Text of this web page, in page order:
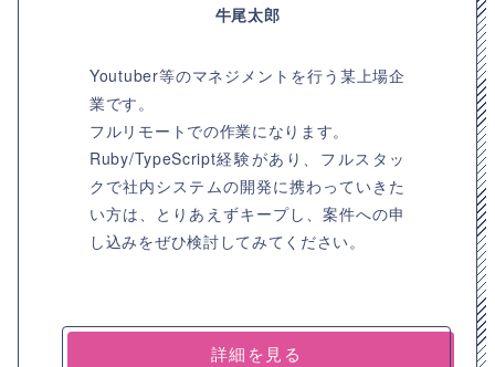
牛尾太郎
Youtuber等のマネジメントを行う某上場企
業です。
フルリモートでの作業になります。
Ruby/TypeScript経験があり、フルスタッ
クで社内システムの開発に携わっていきた
い方は、とりあえずキープし、案件への申
し込みをぜひ検討してみてください。
詳細を見る